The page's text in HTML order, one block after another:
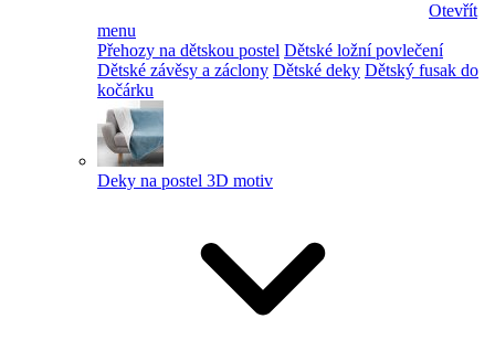
Otevřít
menu
Přehozy na dětskou postel Dětské ložní povlečení
Dětské závěsy a záclony Dětské deky Dětský fusak do
kočárku
Deky na postel 3D motiv